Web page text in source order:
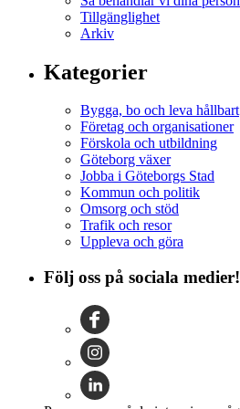
Tillgänglighet
Arkiv
Kategorier
Bygga, bo och leva hållbart
Företag och organisationer
Förskola och utbildning
Göteborg växer
Jobba i Göteborgs Stad
Kommun och politik
Omsorg och stöd
Trafik och resor
Uppleva och göra
Följ oss på sociala medier!